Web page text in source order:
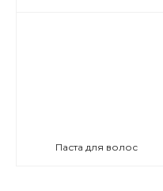
Паста для волос